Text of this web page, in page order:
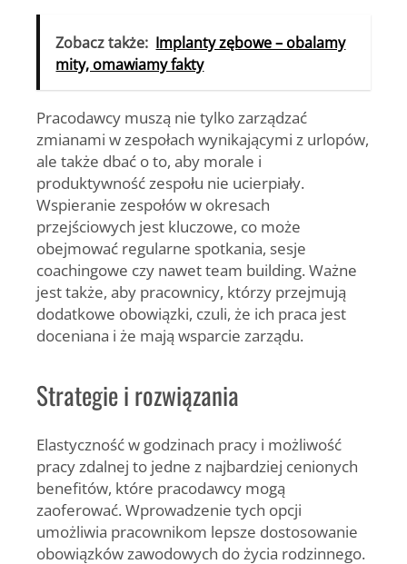
Zobacz także: Implanty zębowe – obalamy
mity, omawiamy fakty
Pracodawcy muszą nie tylko zarządzać
zmianami w zespołach wynikającymi z urlopów,
ale także dbać o to, aby morale i
produktywność zespołu nie ucierpiały.
Wspieranie zespołów w okresach
przejściowych jest kluczowe, co może
obejmować regularne spotkania, sesje
coachingowe czy nawet team building. Ważne
jest także, aby pracownicy, którzy przejmują
dodatkowe obowiązki, czuli, że ich praca jest
doceniana i że mają wsparcie zarządu.
Strategie i rozwiązania
Elastyczność w godzinach pracy i możliwość
pracy zdalnej to jedne z najbardziej cenionych
benefitów, które pracodawcy mogą
zaoferować. Wprowadzenie tych opcji
umożliwia pracownikom lepsze dostosowanie
obowiązków zawodowych do życia rodzinnego.